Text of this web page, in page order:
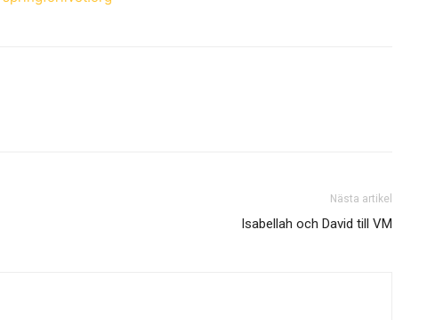
Nästa artikel
Isabellah och David till VM